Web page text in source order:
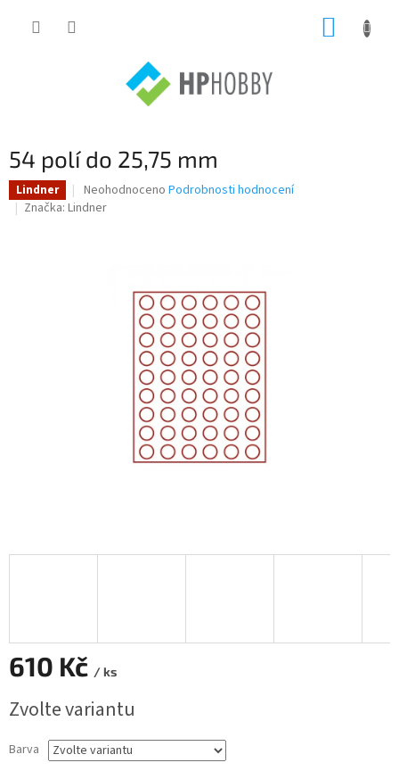
54 polí do 25,75 mm
Lindner
Průměrné
hodnocení
hvězdiček.
Neohodnoceno Podrobnosti hodnocení
Značka: Lindner
610 Kč / ks
cena:
Zvolte variantu
Barva